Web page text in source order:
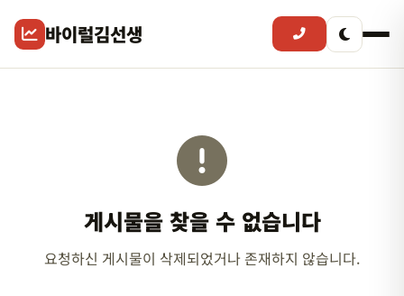
바이럴김선생
게시물을 찾을 수 없습니다
요청하신 게시물이 삭제되었거나 존재하지 않습니다.